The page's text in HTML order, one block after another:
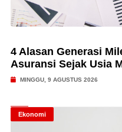
4 Alasan Generasi
Asuransi Sejak Usia
MINGGU, 9 AGUSTUS 2026
Ekonomi